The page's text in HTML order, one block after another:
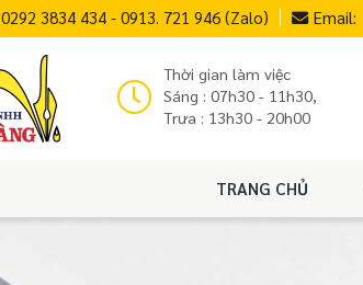
0292 3834 434 - 0913. 721 946 (Zalo) Email:
Thời gian làm việc
Sáng : 07h30 - 11h30,
Trưa : 13h30 - 20h00
TRANG CHỦ